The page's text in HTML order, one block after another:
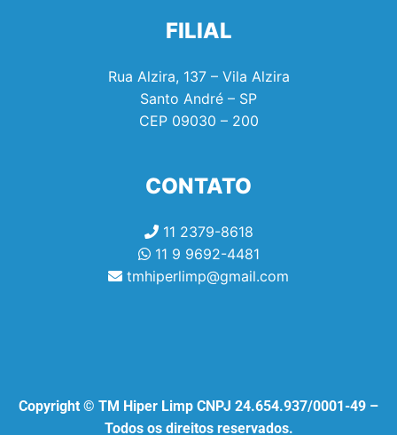
FILIAL
Rua Alzira, 137 – Vila Alzira
Santo André – SP
CEP 09030 – 200
CONTATO
11 2379-8618
11 9 9692-4481
tmhiperlimp@gmail.com
Copyright © TM Hiper Limp CNPJ 24.654.937/0001-49 –
Todos os direitos reservados.